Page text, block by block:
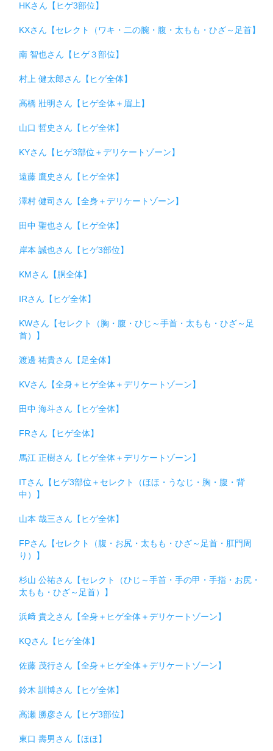
HKさん【ヒゲ3部位】
KXさん【セレクト（ワキ・二の腕・腹・太もも・ひざ～足首】
南 智也さん【ヒゲ３部位】
村上 健太郎さん【ヒゲ全体】
高橋 壯明さん【ヒゲ全体＋眉上】
山口 哲史さん【ヒゲ全体】
KYさん【ヒゲ3部位＋デリケートゾーン】
遠藤 鷹史さん【ヒゲ全体】
澤村 健司さん【全身＋デリケートゾーン】
田中 聖也さん【ヒゲ全体】
岸本 誠也さん【ヒゲ3部位】
KMさん【胴全体】
IRさん【ヒゲ全体】
KWさん【セレクト（胸・腹・ひじ～手首・太もも・ひざ～足
首）】
渡邊 祐貴さん【足全体】
KVさん【全身＋ヒゲ全体＋デリケートゾーン】
田中 海斗さん【ヒゲ全体】
FRさん【ヒゲ全体】
馬江 正樹さん【ヒゲ全体＋デリケートゾーン】
ITさん【ヒゲ3部位＋セレクト（ほほ・うなじ・胸・腹・背
中）】
山本 哉三さん【ヒゲ全体】
FPさん【セレクト（腹・お尻・太もも・ひざ～足首・肛門周
り）】
杉山 公祐さん【セレクト（ひじ～手首・手の甲・手指・お尻・
太もも・ひざ～足首）】
浜﨑 貴之さん【全身＋ヒゲ全体＋デリケートゾーン】
KQさん【ヒゲ全体】
佐藤 茂行さん【全身＋ヒゲ全体＋デリケートゾーン】
鈴木 訓博さん【ヒゲ全体】
高瀬 勝彦さん【ヒゲ3部位】
東口 壽男さん【ほほ】